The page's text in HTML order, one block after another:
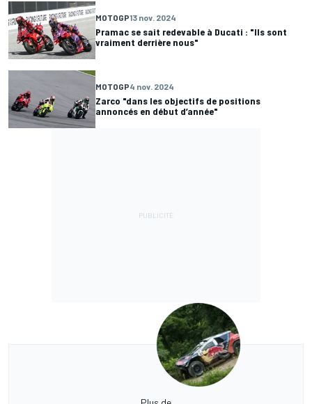
MOTOGP13 nov. 2024
Pramac se sait redevable à Ducati : "Ils sont
vraiment derrière nous"
MOTOGP4 nov. 2024
Zarco "dans les objectifs de positions
annoncés en début d’année"